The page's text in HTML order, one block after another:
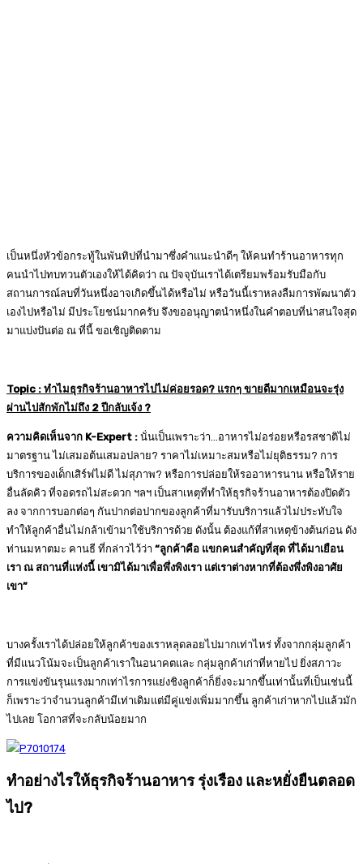
เป็นหนึ่งหัวข้อกระทู้ในพันทิปที่นำมาซึ่งคำแนะนำดีๆ ให้คนทำร้านอาหารทุก
คนนำไปทบทวนตัวเองให้ได้คิดว่า ณ ปัจจุบันเราได้เตรียมพร้อมรับมือกับ
สถานการณ์ลบที่วันหนึ่งอาจเกิดขึ้นได้หรือไม่ หรือวันนี้เราหลงลืมการพัฒนาตัว
เองไปหรือไม่ มีประโยชน์มากครับ จึงขออนุญาตนำหนึ่งในคำตอบที่น่าสนใจสุด
มาแบ่งปันต่อ ณ ที่นี้ ขอเชิญติดตาม
Topic : ทำไมธุรกิจร้านอาหารไปไม่ค่อยรอด? แรกๆ ขายดีมากเหมือนจะรุ่ง
ผ่านไปสักพักไม่ถึง 2 ปีกลับเจ้ง ?
ความคิดเห็นจาก K-Expert : นั่นเป็นเพราะว่า…อาหารไม่อร่อยหรือรสชาติไม่
มาตรฐาน ไม่เสมอต้นเสมอปลาย? ราคาไม่เหมาะสมหรือไม่ยุติธรรม? การ
บริการของเด็กเสิร์ฟไม่ดี ไม่สุภาพ? หรือการปล่อยให้รออาหารนาน หรือให้ราย
อื่นลัดคิว ที่จอดรถไม่สะดวก ฯลฯ เป็นสาเหตุที่ทำให้ธุรกิจร้านอาหารต้องปิดตัว
ลง จากการบอกต่อๆ กันปากต่อปากของลูกค้าที่มารับบริการแล้วไม่ประทับใจ
ทำให้ลูกค้าอื่นไม่กล้าเข้ามาใช้บริการด้วย ดังนั้น ต้องแก้ที่สาเหตุข้างต้นก่อน ดัง
ท่านมหาตมะ คานธี ที่กล่าวไว้ว่า “ลูกค้าคือ แขกคนสำคัญที่สุด ที่ได้มาเยือน
เรา ณ สถานที่แห่งนี้ เขามิได้มาเพื่อพึ่งพิงเรา แต่เราต่างหากที่ต้องพึ่งพิงอาศัย
เขา”
บางครั้งเราได้ปล่อยให้ลูกค้าของเราหลุดลอยไปมากเท่าไหร่ ทั้งจากกลุ่มลูกค้า
ที่มีแนวโน้มจะเป็นลูกค้าเราในอนาคตและ กลุ่มลูกค้าเก่าที่หายไป ยิ่งสภาวะ
การแข่งขันรุนแรงมากเท่าไรการแย่งชิงลูกค้าก็ยิ่งจะมากขึ้นเท่านั้นที่เป็นเช่นนี้
ก็เพราะว่าจำนวนลูกค้ามีเท่าเดิมแต่มีคู่แข่งเพิ่มมากขึ้น ลูกค้าเก่าหากไปแล้วมัก
ไปเลย โอกาสที่จะกลับน้อยมาก
ทำอย่างไรให้ธุรกิจร้านอาหาร รุ่งเรือง และหยั่งยืนตลอด
ไป?